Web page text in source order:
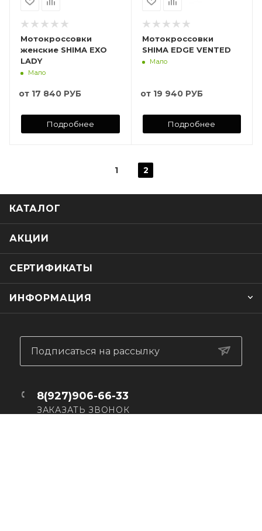
Мотокроссовки
женские SHIMA EXO
LADY
Мало
от 17 840 РУБ
Подробнее
Мотокроссовки
SHIMA EDGE VENTED
Мало
от 19 940 РУБ
Подробнее
1 2
КАТАЛОГ
АКЦИИ
СЕРТИФИКАТЫ
ИНФОРМАЦИЯ
Подписаться на рассылку
8(927)906-66-33
ЗАКАЗАТЬ ЗВОНОК